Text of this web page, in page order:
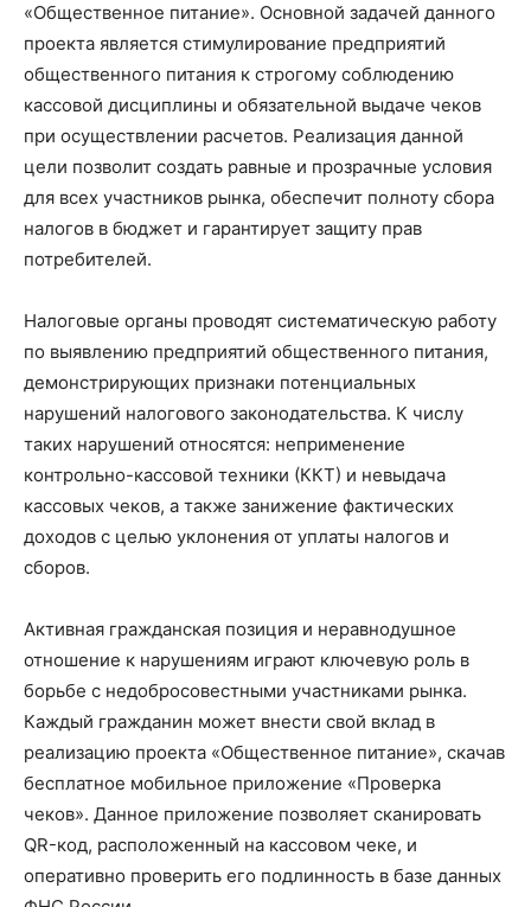
«Общественное питание». Основной задачей данного
проекта является стимулирование предприятий
общественного питания к строгому соблюдению
кассовой дисциплины и обязательной выдаче чеков
при осуществлении расчетов. Реализация данной
цели позволит создать равные и прозрачные условия
для всех участников рынка, обеспечит полноту сбора
налогов в бюджет и гарантирует защиту прав
потребителей.
Налоговые органы проводят систематическую работу
по выявлению предприятий общественного питания,
демонстрирующих признаки потенциальных
нарушений налогового законодательства. К числу
таких нарушений относятся: неприменение
контрольно-кассовой техники (ККТ) и невыдача
кассовых чеков, а также занижение фактических
доходов с целью уклонения от уплаты налогов и
сборов.
Активная гражданская позиция и неравнодушное
отношение к нарушениям играют ключевую роль в
борьбе с недобросовестными участниками рынка.
Каждый гражданин может внести свой вклад в
реализацию проекта «Общественное питание», скачав
бесплатное мобильное приложение «Проверка
чеков». Данное приложение позволяет сканировать
QR-код, расположенный на кассовом чеке, и
оперативно проверить его подлинность в базе данных